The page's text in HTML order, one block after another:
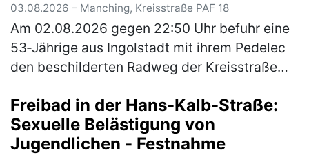
03.08.2026 – Manching, Kreisstraße PAF 18
Am 02.08.2026 gegen 22:50 Uhr befuhr eine
53‑Jährige aus Ingolstadt mit ihrem Pedelec
den beschilderten Radweg der Kreisstraße
Niederstimm. Ein 54‑Jähriger aus…(mehr)
Freibad in der Hans-Kalb-Straße:
Sexuelle Belästigung von
Jugendlichen - Festnahme